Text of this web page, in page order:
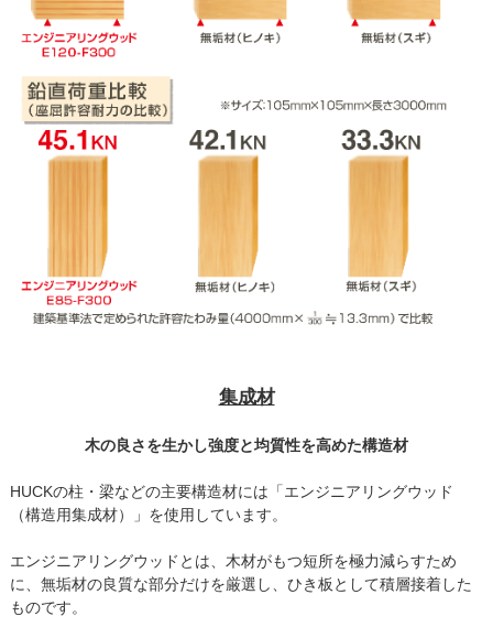
集成材
木の良さを生かし強度と均質性を高めた構造材
HUCKの柱・梁などの主要構造材には「エンジニアリングウッド
（構造用集成材）」を使用しています。
エンジニアリングウッドとは、木材がもつ短所を極力減らすため
に、無垢材の良質な部分だけを厳選し、ひき板として積層接着した
ものです。